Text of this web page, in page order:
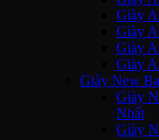
Giày
Giày
Giày
Giày
Giày New
Giày
Nhất
Giày